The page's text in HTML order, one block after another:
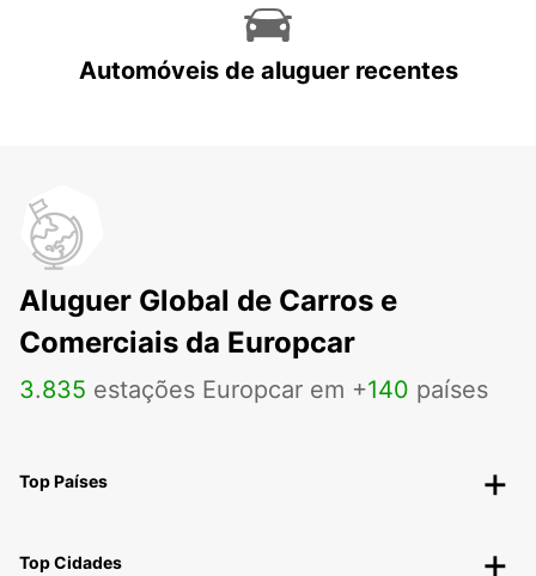
Automóveis de aluguer recentes
Aluguer Global de Carros e
Comerciais da Europcar
3.835 estações Europcar em +140 países
Top Países
Top Cidades